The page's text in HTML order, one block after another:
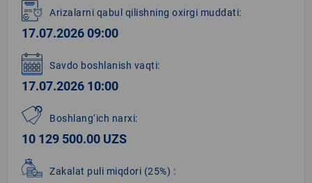
1
of
5
Arizalarni qabul qilishning oxirgi muddati:
17.07.2026 09:00
Savdo boshlanish vaqti:
17.07.2026 10:00
Boshlang‘ich narxi:
10 129 500.00 UZS
Zakalat puli miqdori (25%) :